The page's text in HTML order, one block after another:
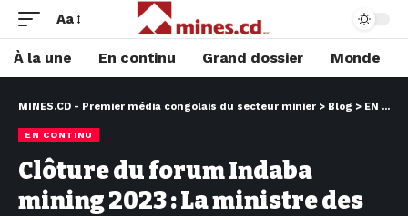
Aa
À la une En continu Grand dossier Monde
MINES.CD - Premier média congolais du secteur minier > Blog > EN CONTINU
EN CONTINU
Clôture du forum Indaba
mining 2023 : La ministre des